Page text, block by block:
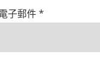
子郵件*